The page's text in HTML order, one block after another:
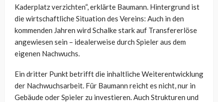
Kaderplatz verzichten“, erklärte Baumann. Hintergrund ist
die wirtschaftliche Situation des Vereins: Auch in den
kommenden Jahren wird Schalke stark auf Transfererlöse
angewiesen sein – idealerweise durch Spieler aus dem
eigenen Nachwuchs.
Ein dritter Punkt betrifft die inhaltliche Weiterentwicklung
der Nachwuchsarbeit. Für Baumann reicht es nicht, nur in
Gebäude oder Spieler zu investieren. Auch Strukturen und